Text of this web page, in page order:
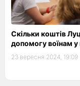
Скільки коштів
допомогу воїнам у
23 вересня 2024, 19:09